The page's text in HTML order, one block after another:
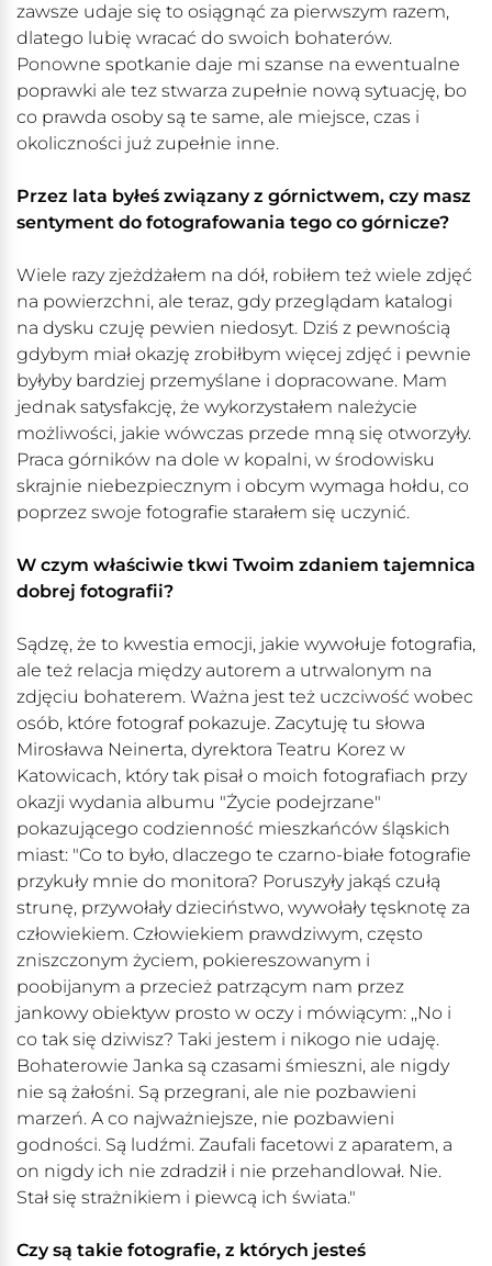
zawsze udaje się to osiągnąć za pierwszym razem,
dlatego lubię wracać do swoich bohaterów.
Ponowne spotkanie daje mi szanse na ewentualne
poprawki ale tez stwarza zupełnie nową sytuację, bo
co prawda osoby są te same, ale miejsce, czas i
okoliczności już zupełnie inne.
Przez lata byłeś związany z górnictwem, czy masz
sentyment do fotografowania tego co górnicze?
Wiele razy zjeżdżałem na dół, robiłem też wiele zdjęć
na powierzchni, ale teraz, gdy przeglądam katalogi
na dysku czuję pewien niedosyt. Dziś z pewnością
gdybym miał okazję zrobiłbym więcej zdjęć i pewnie
byłyby bardziej przemyślane i dopracowane. Mam
jednak satysfakcję, że wykorzystałem należycie
możliwości, jakie wówczas przede mną się otworzyły.
Praca górników na dole w kopalni, w środowisku
skrajnie niebezpiecznym i obcym wymaga hołdu, co
poprzez swoje fotografie starałem się uczynić.
W czym właściwie tkwi Twoim zdaniem tajemnica
dobrej fotografii?
Sądzę, że to kwestia emocji, jakie wywołuje fotografia,
ale też relacja między autorem a utrwalonym na
zdjęciu bohaterem. Ważna jest też uczciwość wobec
osób, które fotograf pokazuje. Zacytuję tu słowa
Mirosława Neinerta, dyrektora Teatru Korez w
Katowicach, który tak pisał o moich fotografiach przy
okazji wydania albumu "Życie podejrzane"
pokazującego codzienność mieszkańców śląskich
miast: "Co to było, dlaczego te czarno-białe fotografie
przykuły mnie do monitora? Poruszyły jakąś czułą
strunę, przywołały dzieciństwo, wywołały tęsknotę za
człowiekiem. Człowiekiem prawdziwym, często
zniszczonym życiem, pokiereszowanym i
poobijanym a przecież patrzącym nam przez
jankowy obiektyw prosto w oczy i mówiącym: ,,No i
co tak się dziwisz? Taki jestem i nikogo nie udaję.
Bohaterowie Janka są czasami śmieszni, ale nigdy
nie są żałośni. Są przegrani, ale nie pozbawieni
marzeń. A co najważniejsze, nie pozbawieni
godności. Są ludźmi. Zaufali facetowi z aparatem, a
on nigdy ich nie zdradził i nie przehandlował. Nie.
Stał się strażnikiem i piewcą ich świata."
Czy są takie fotografie, z których jesteś